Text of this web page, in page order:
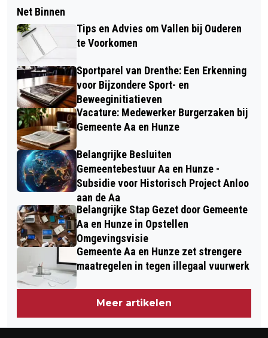
Net Binnen
Tips en Advies om Vallen bij Ouderen
te Voorkomen
Sportparel van Drenthe: Een Erkenning
voor Bijzondere Sport- en
Beweeginitiatieven
Vacature: Medewerker Burgerzaken bij
Gemeente Aa en Hunze
Belangrijke Besluiten
Gemeentebestuur Aa en Hunze -
Subsidie voor Historisch Project Anloo
aan de Aa
Belangrijke Stap Gezet door Gemeente
Aa en Hunze in Opstellen
Omgevingsvisie
Gemeente Aa en Hunze zet strengere
maatregelen in tegen illegaal vuurwerk
Meer artikelen